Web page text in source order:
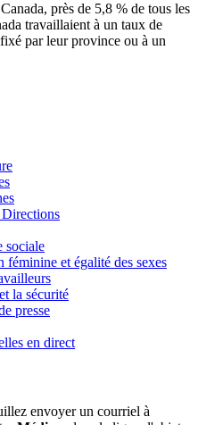
près de 5,8 % de tous les
travaillaient à un taux de
par leur province ou à un
sociale
féminine et égalité des sexes
la sécurité
presse
en direct
envoyer un courriel à